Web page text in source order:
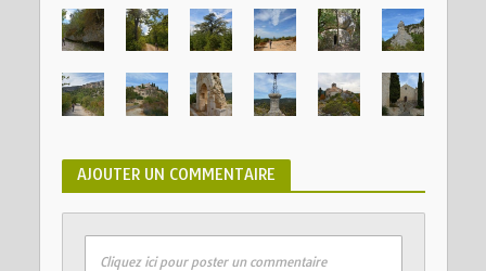
AJOUTER UN COMMENTAIRE
Cliquez ici pour poster un commentaire